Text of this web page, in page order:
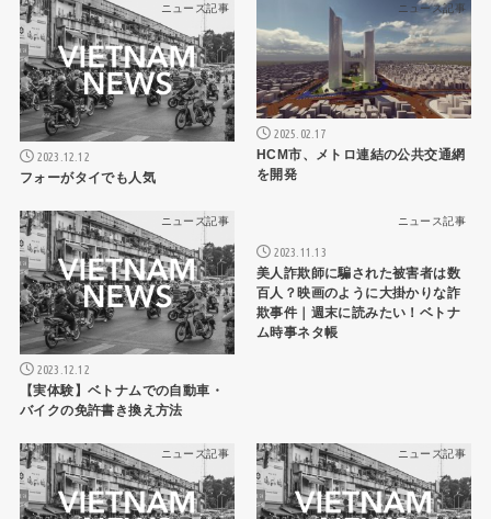
ニュース記事
2023.12.12
フォーがタイでも人気
ニュース記事
2025.02.17
HCM市、メトロ連結の公共交通網
を開発
ニュース記事
2023.12.12
【実体験】ベトナムでの自動車・
バイクの免許書き換え方法
ニュース記事
2023.11.13
美人詐欺師に騙された被害者は数
百人？映画のように大掛かりな詐
欺事件｜週末に読みたい！ベトナ
ム時事ネタ帳
ニュース記事 ニュース記事